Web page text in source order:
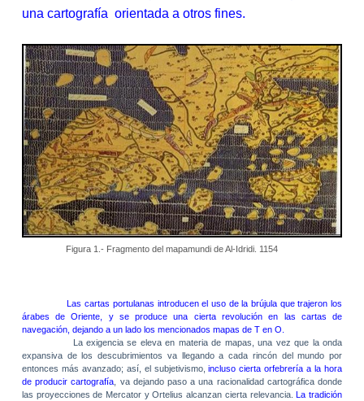
una cartografía orientada a otros fines.
Figura 1.- Fragmento del mapamundi de Al-Idridi. 1154
Las cartas portulanas introducen el uso de la brújula que trajeron los
árabes de Oriente, y se produce una cierta revolución en las cartas de
navegación, dejando a un lado los mencionados mapas de T en O.
La exigencia se eleva en materia de mapas, una vez que la onda
expansiva de los descubrimientos va llegando a cada rincón del mundo por
entonces más avanzado; así, el subjetivismo,incluso cierta orfebrería a la hora
de producir cartografía , va dejando paso a una racionalidad cartográfica donde
las proyecciones de Mercator y Ortelius alcanzan cierta relevancia.La tradición